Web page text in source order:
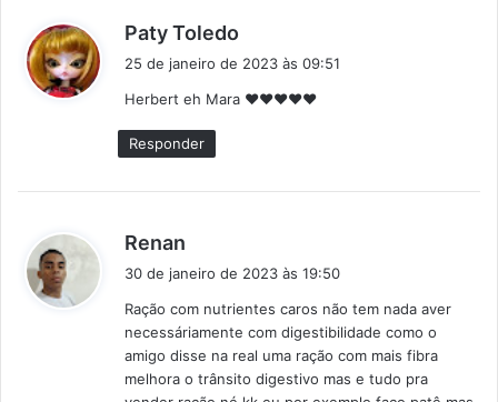
Paty Toledo
s
25 de janeiro de 2023 às 09:51
Herbert eh Mara ❤️❤️❤️❤️❤️
Responder
Renan
s
e
:
30 de janeiro de 2023 às 19:50
Ração com nutrientes caros não tem nada aver
necessáriamente com digestibilidade como o
amigo disse na real uma ração com mais fibra
melhora o trânsito digestivo mas e tudo pra